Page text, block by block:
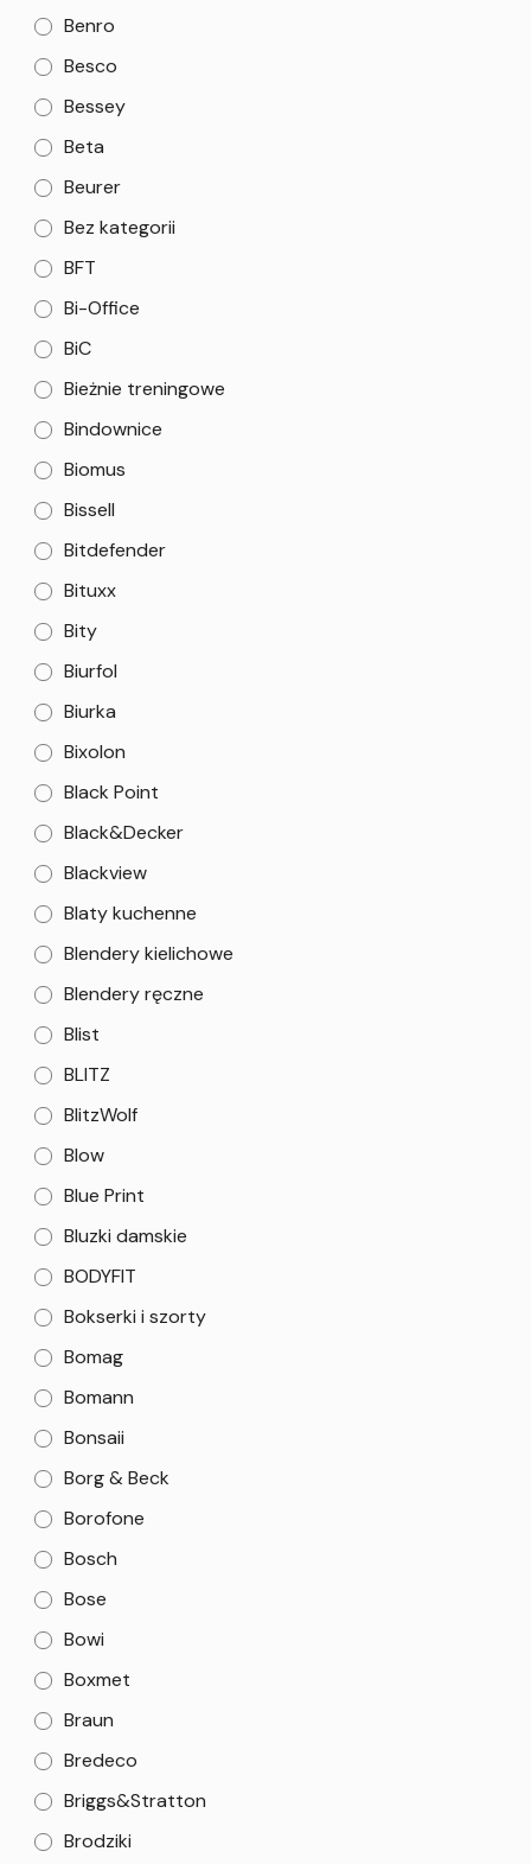
Benro
Besco
Bessey
Beta
Beurer
Bez kategorii
BFT
Bi-Office
BiC
Bieżnie treningowe
Bindownice
Biomus
Bissell
Bitdefender
Bituxx
Bity
Biurfol
Biurka
Bixolon
Black Point
Black&Decker
Blackview
Blaty kuchenne
Blendery kielichowe
Blendery ręczne
Blist
BLITZ
BlitzWolf
Blow
Blue Print
Bluzki damskie
BODYFIT
Bokserki i szorty
Bomag
Bomann
Bonsaii
Borg & Beck
Borofone
Bosch
Bose
Bowi
Boxmet
Braun
Bredeco
Briggs&Stratton
Brodziki